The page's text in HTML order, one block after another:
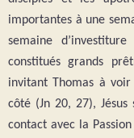
importantes à une
semaine
constitués grands
invitant Thomas à
côté (Jn 20, 27),
contact avec la